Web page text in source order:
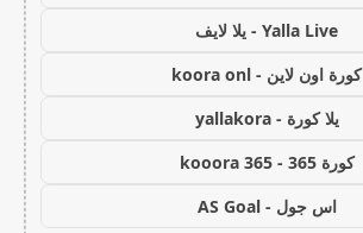
Yalla Live - يلا لايف
كورة اون لاين - koora onl
يلا كورة - yallakora
كورة 365 - kooora 365
اس جول - AS Goal